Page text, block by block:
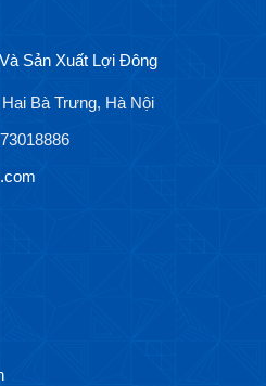
Sản Xuất Lợi Đông
Bà Trưng, Hà Nội